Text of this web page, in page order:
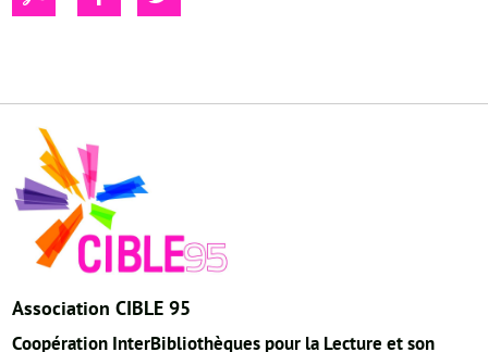
Association CIBLE 95
Coopération InterBibliothèques pour la Lecture et son